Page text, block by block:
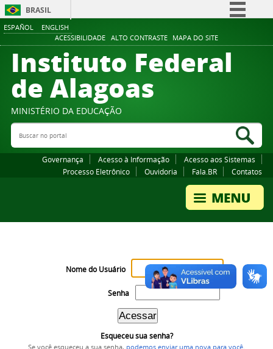
ESPAÑOL ENGLISH
ACESSIBILIDADE ALTO CONTRASTE MAPA DO SITE
BRASIL
Comunica BR
Participe
Canais
Instituto Federal
de Alagoas
MINISTÉRIO DA EDUCAÇÃO
Buscar no portal
Governança Acesso à Informação
Acesso aos Sistemas
Processo Eletrônico
Ouvidoria Fala.BR Contatos
Nome do Usuário
Senha
Esqueceu sua senha?